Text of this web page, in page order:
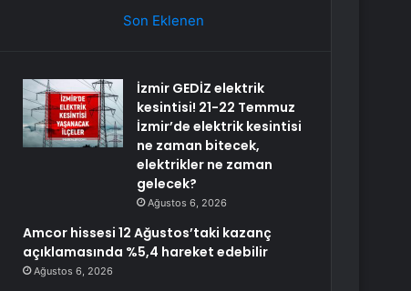
Son Eklenen
İzmir GEDİZ elektrik
kesintisi! 21-22 Temmuz
İzmir’de elektrik kesintisi
ne zaman bitecek,
elektrikler ne zaman
gelecek?
Ağustos 6, 2026
Amcor hissesi 12 Ağustos’taki kazanç
açıklamasında %5,4 hareket edebilir
Ağustos 6, 2026